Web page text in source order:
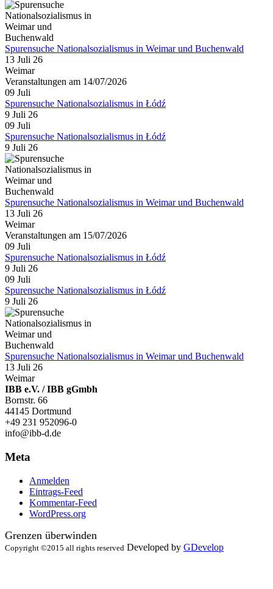
Spurensuche Nationalsozialismus in Weimar und Buchenwald
13 Juli 26
Weimar
Veranstaltungen am 14/07/2026
09 Juli
Spurensuche Nationalsozialismus in Łódź
9 Juli 26
09 Juli
Spurensuche Nationalsozialismus in Łódź
9 Juli 26
Spurensuche Nationalsozialismus in Weimar und Buchenwald
13 Juli 26
Weimar
Veranstaltungen am 15/07/2026
09 Juli
Spurensuche Nationalsozialismus in Łódź
9 Juli 26
09 Juli
Spurensuche Nationalsozialismus in Łódź
9 Juli 26
Spurensuche Nationalsozialismus in Weimar und Buchenwald
13 Juli 26
Weimar
IBB e.V. / IBB gGmbh
Bornstr. 66
44145 Dortmund
+49 231 952096-0
info@ibb-d.de
Meta
Anmelden
Eintrags-Feed
Kommentar-Feed
WordPress.org
Grenzen überwinden
Copyright ©2015 all rights reserved Developed by GDevelop